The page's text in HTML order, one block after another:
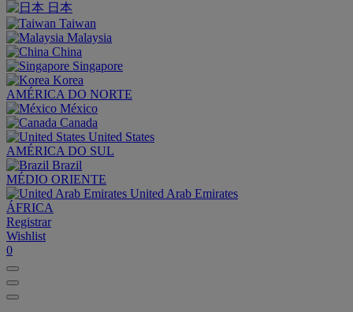
日本
Taiwan
Malaysia
China
Singapore
Korea
AMÉRICA DO NORTE
México
Canada
United States
AMÉRICA DO SUL
Brazil
MÉDIO ORIENTE
United Arab Emirates
ÁFRICA
Registrar
Wishlist
0